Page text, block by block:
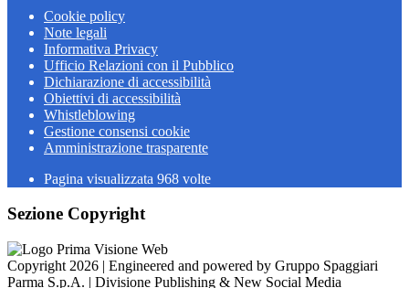
Cookie policy
Note legali
Informativa Privacy
Ufficio Relazioni con il Pubblico
Dichiarazione di accessibilità
Obiettivi di accessibilità
Whistleblowing
Gestione consensi cookie
Amministrazione trasparente
Pagina visualizzata 968 volte
Sezione Copyright
Copyright 2026 | Engineered and powered by Gruppo Spaggiari
Parma S.p.A. | Divisione Publishing & New Social Media